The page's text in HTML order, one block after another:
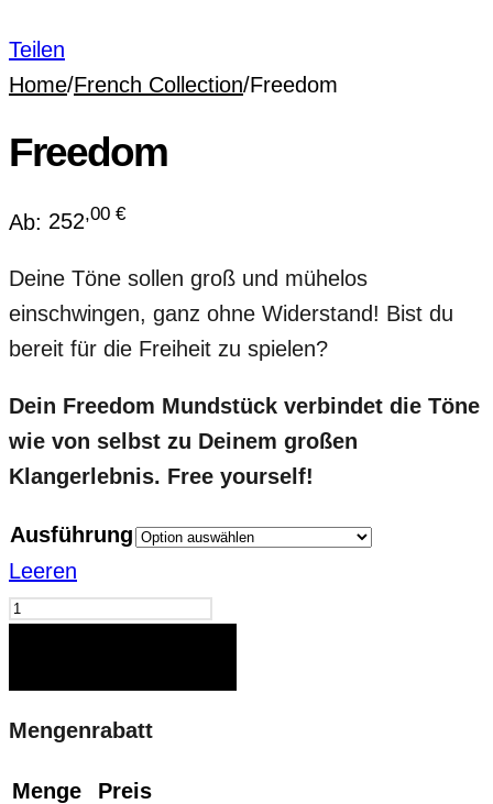
Teilen
Home/French Collection/Freedom
Freedom
Ab: 252,00 €
Deine Töne sollen groß und mühelos
einschwingen, ganz ohne Widerstand! Bist du
bereit für die Freiheit zu spielen?
Dein Freedom Mundstück verbindet die Töne
wie von selbst zu Deinem großen
Klangerlebnis. Free yourself!
Ausführung
Leeren
Freedom
Mengenrabatt
Menge
Preis